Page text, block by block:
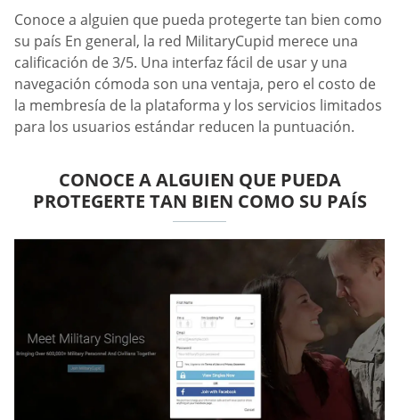
Conoce a alguien que pueda protegerte tan bien como
su país En general, la red MilitaryCupid merece una
calificación de 3/5. Una interfaz fácil de usar y una
navegación cómoda son una ventaja, pero el costo de
la membresía de la plataforma y los servicios limitados
para los usuarios estándar reducen la puntuación.
CONOCE A ALGUIEN QUE PUEDA
PROTEGERTE TAN BIEN COMO SU PAÍS